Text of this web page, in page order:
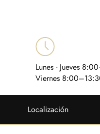
Lunes - Jueves
Viernes
Localización